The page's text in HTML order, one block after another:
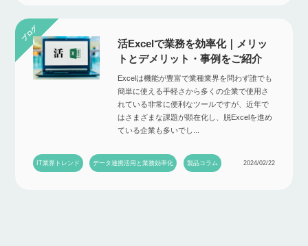
活Excelで業務を効率化｜メリッ
トとデメリット・事例をご紹介
Excelは機能が豊富で業種業界を問わず誰でも
簡単に使える手軽さから多くの企業で使用さ
れている非常に便利なツールですが、近年で
はさまざまな課題が顕在化し、脱Excelを進め
ている企業も多いでし...
IT業界トレンド データ連携活用と業務効率化 製品コラム 2024/02/22